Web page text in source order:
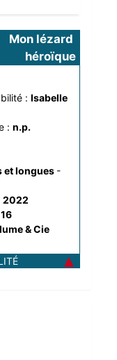
Mon lézard
héroïque
: Isabelle
: n.p.
et longues -
2022
& Cie